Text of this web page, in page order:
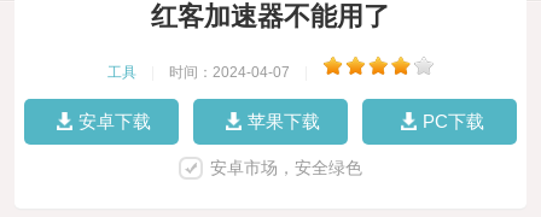
红客加速器不能用了
工具 时间：2024-04-07
安卓下载 苹果下载 PC下载
安卓市场，安全绿色